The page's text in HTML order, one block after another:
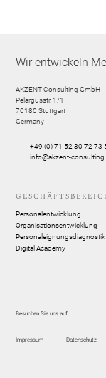
Wir entwickeln
AKZENT Consulting GmbH
Pelargusstr. 1/1
70180 Stuttgart
Germany
+49 (0) 71 52 30 72 73
info@akzent-
Personalentwicklung
Organisationsentwicklung
Personaleignungsdiagnostik
Digital Academy
Besuchen Sie uns auf
Impressum Datenschutz